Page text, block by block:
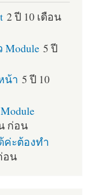
2 ปี 10 เดือน
5 ปี
น้า 5 ปี 10
ก่อน
ค่ะต้องทำ
อน